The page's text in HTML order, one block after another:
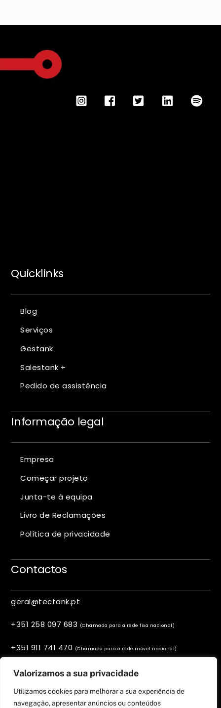
Valorizamos a sua privacidade
Utilizamos cookies para melhorar a sua experiência de
navegação, apresentar anúncios ou conteúdos
Quicklinks
Blog
Serviços
Gestank
Salestank +
Pedido de assistência
Informação legal
Empresa
Começar projeto
Junta-te à equipa
Livro de Reclamações
Política de privacidade
Contactos
geral@tectank.pt
+351 258 097 683 (Chamada para a rede fixa nacional)
+351 911 741 470 (Chamada para a rede móvel nacional)
Viana do Castelo, Portugal